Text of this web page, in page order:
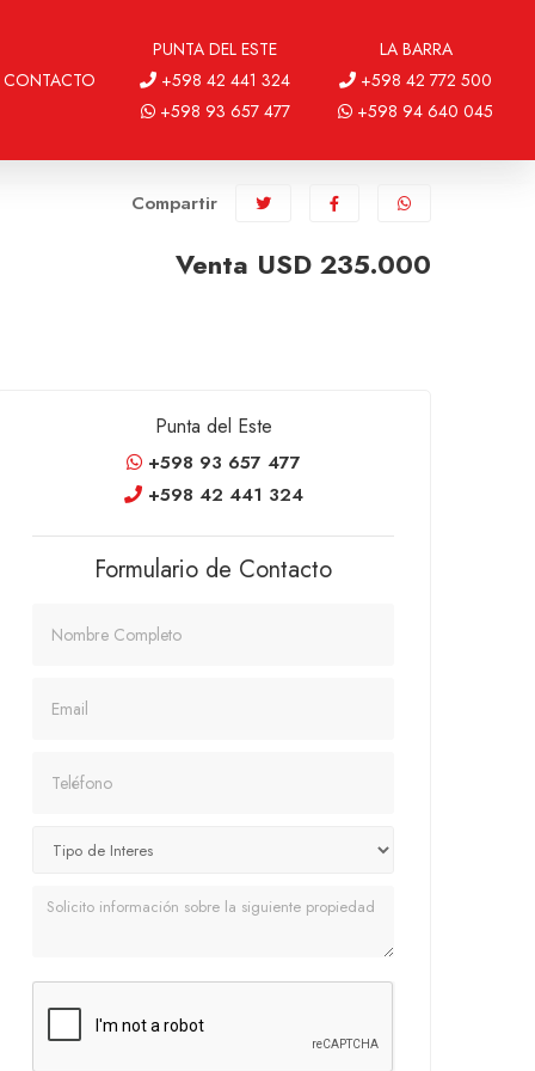
CONTACTO
PUNTA DEL ESTE
+598 42 441 324
+598 93 657 477
LA BARRA
+598 42 772 500
+598 94 640 045
Compartir
Venta USD 235.000
Punta del Este
+598 93 657 477
+598 42 441 324
Formulario de Contacto
Mensaje